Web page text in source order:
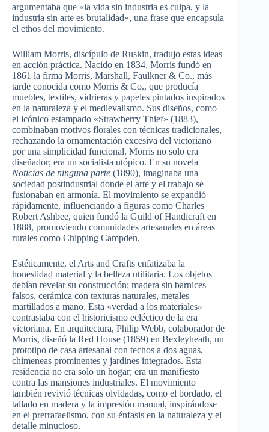
argumentaba que «la vida sin industria es culpa, y la
industria sin arte es brutalidad», una frase que encapsula
el ethos del movimiento.
William Morris, discípulo de Ruskin, tradujo estas ideas
en acción práctica. Nacido en 1834, Morris fundó en
1861 la firma Morris, Marshall, Faulkner & Co., más
tarde conocida como Morris & Co., que producía
muebles, textiles, vidrieras y papeles pintados inspirados
en la naturaleza y el medievalismo. Sus diseños, como
el icónico estampado «Strawberry Thief» (1883),
combinaban motivos florales con técnicas tradicionales,
rechazando la ornamentación excesiva del victoriano
por una simplicidad funcional. Morris no solo era
diseñador; era un socialista utópico. En su novela
Noticias de ninguna parte (1890), imaginaba una
sociedad postindustrial donde el arte y el trabajo se
fusionaban en armonía. El movimiento se expandió
rápidamente, influenciando a figuras como Charles
Robert Ashbee, quien fundó la Guild of Handicraft en
1888, promoviendo comunidades artesanales en áreas
rurales como Chipping Campden.
Estéticamente, el Arts and Crafts enfatizaba la
honestidad material y la belleza utilitaria. Los objetos
debían revelar su construcción: madera sin barnices
falsos, cerámica con texturas naturales, metales
martillados a mano. Esta «verdad a los materiales»
contrastaba con el historicismo ecléctico de la era
victoriana. En arquitectura, Philip Webb, colaborador de
Morris, diseñó la Red House (1859) en Bexleyheath, un
prototipo de casa artesanal con techos a dos aguas,
chimeneas prominentes y jardines integrados. Esta
residencia no era solo un hogar; era un manifiesto
contra las mansiones industriales. El movimiento
también revivió técnicas olvidadas, como el bordado, el
tallado en madera y la impresión manual, inspirándose
en el prerrafaelismo, con su énfasis en la naturaleza y el
detalle minucioso.